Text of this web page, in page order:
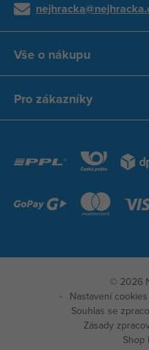
Vše o nákupu
Pro zákazníky
© 2026
Nastavení cookies
Souhlas se
Zásady
Shop